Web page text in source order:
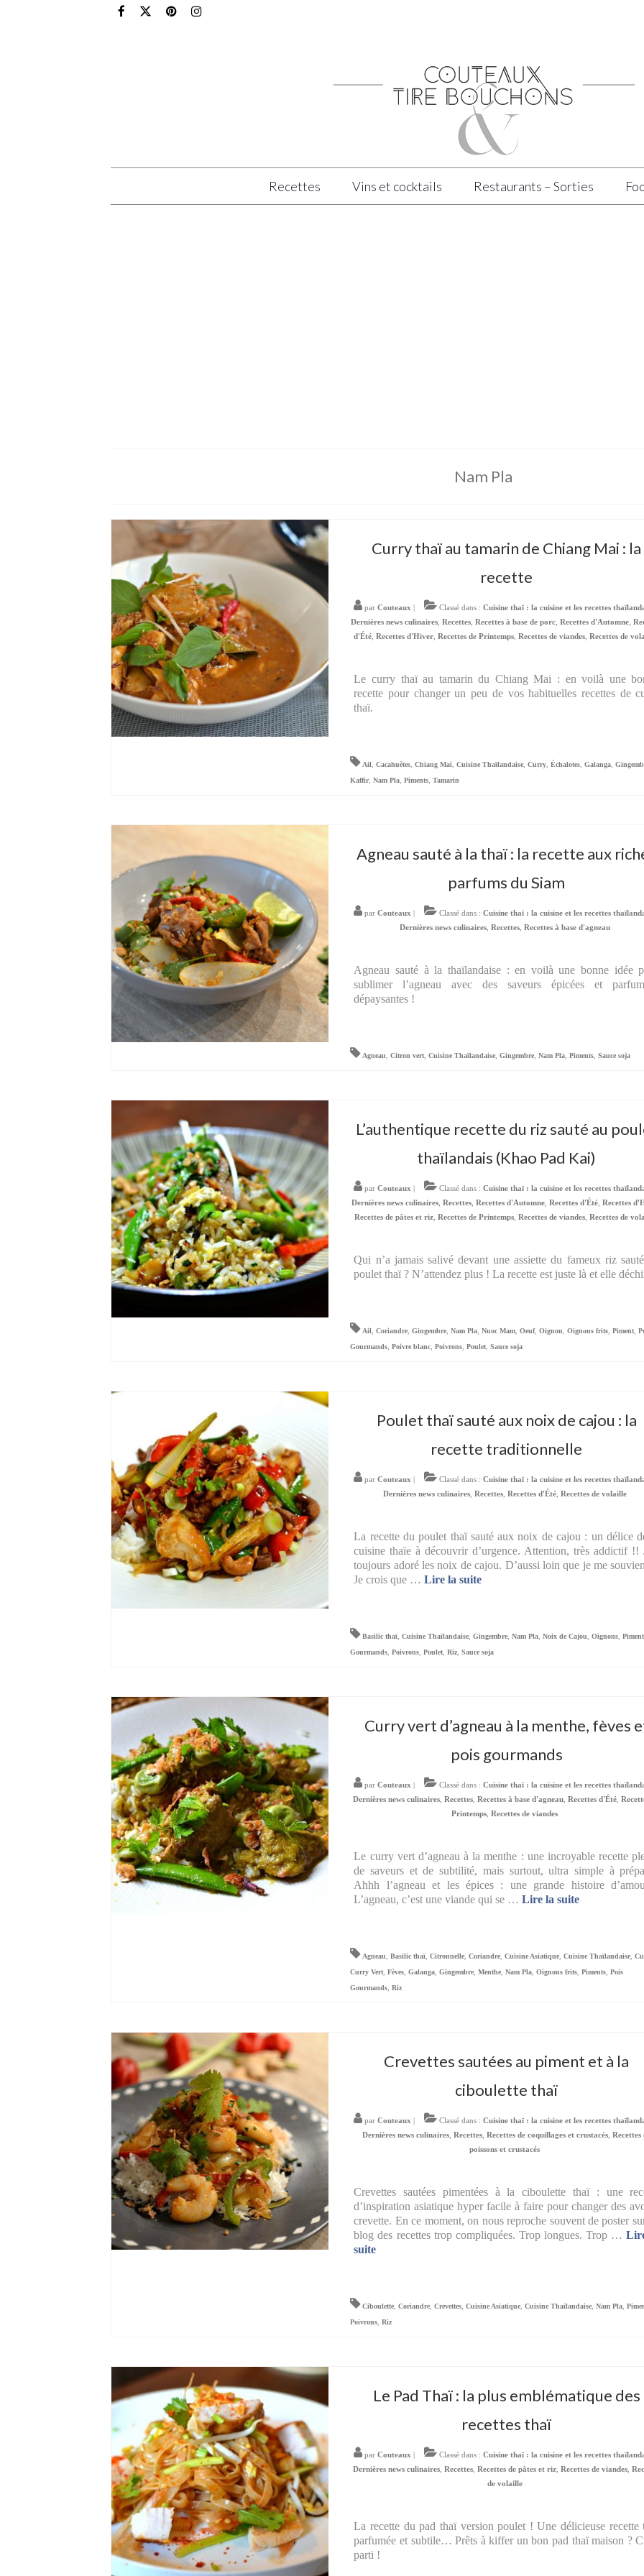
Recettes Vins et cocktails Restaurants – Sorties
Nam Pla
Curry thaï au tamarin de Chiang Mai : la
recette
par Couteaux | Classé dans : Cuisine thaï : la cuisine et les recettes
Dernières news culinaires ,Recettes ,Recettes à base de porc ,Recettes d'Automne ,
d'Été ,Recettes d'Hiver ,Recettes de Printemps ,Recettes de viandes ,Recettes de
Le curry thaï au tamarin du Chiang Mai : en voilà une
recette pour changer un peu de vos habituelles recettes de
thaï.
Ail ,Cacahuètes ,Chiang Mai ,Cuisine Thaïlandaise ,Curry ,Échalotes ,Galanga ,
Kaffir,Nam Pla ,Piments ,Tamarin
Agneau sauté à la thaï : la recette aux
parfums du Siam
par Couteaux | Classé dans : Cuisine thaï : la cuisine et les recettes
Dernières news culinaires, Recettes, Recettes à base d'agneau
Agneau sauté à la thaïlandaise : en voilà une bonne idée
sublimer l’agneau avec des saveurs épicées et
dépaysantes !
Agneau ,Citron vert ,Cuisine Thaïlandaise ,Gingembre ,Nam Pla ,Piments ,Sauce soja
L’authentique recette du riz sauté au
thaïlandais (Khao Pad Kai)
par Couteaux | Classé dans : Cuisine thaï : la cuisine et les recettes
Dernières news culinaires, Recettes, Recettes d'Automne, Recettes d'Été, Recettes
Recettes de pâtes et riz, Recettes de Printemps, Recettes de viandes, Recettes de
Qui n’a jamais salivé devant une assiette du fameux riz
poulet thaï ? N’attendez plus ! La recette est juste là et elle
Ail ,Coriandre ,Gingembre ,Nam Pla ,Nuoc Mam ,Oeuf,Oignon ,Oignons frits ,Piment ,
Gourmands ,Poivre blanc ,Poivrons ,Poulet ,Sauce soja
Poulet thaï sauté aux noix de cajou : la
recette traditionnelle
par Couteaux | Classé dans : Cuisine thaï : la cuisine et les recettes
Dernières news culinaires, Recettes, Recettes d'Été, Recettes de volaille
La recette du poulet thaï sauté aux noix de cajou : un délice
cuisine thaïe à découvrir d’urgence. Attention, très addictif !!
toujours adoré les noix de cajou. D’aussi loin que je me
Je crois que …Lire la suite­­
Basilic thaï ,Cuisine Thaïlandaise ,Gingembre ,Nam Pla ,Noix de Cajou ,Oignons ,Piment
Gourmands ,Poivrons ,Poulet ,Riz ,Sauce soja
Curry vert d’agneau à la menthe, fèves
pois gourmands
par Couteaux | Classé dans : Cuisine thaï : la cuisine et les recettes
Dernières news culinaires ,Recettes ,Recettes à base d'agneau ,Recettes d'Été ,
Printemps ,Recettes de viandes
Le curry vert d’agneau à la menthe : une incroyable recette
de saveurs et de subtilité, mais surtout, ultra simple à
Ahhh l’agneau et les épices : une grande histoire
L’agneau, c’est une viande qui se …Lire la suite­­
Agneau ,Basilic thaï ,Citronnelle ,Coriandre ,Cuisine Asiatique ,Cuisine Thaïlandaise ,
Curry Vert ,Fèves ,Galanga ,Gingembre ,Menthe ,Nam Pla ,Oignons frits ,Piments ,Pois
Gourmands ,Riz
Crevettes sautées au piment et à la
ciboulette thaï
par Couteaux | Classé dans : Cuisine thaï : la cuisine et les recettes
Dernières news culinaires, Recettes, Recettes de coquillages et crustacés, Recettes
poissons et crustacés
Crevettes sautées pimentées à la ciboulette thaï : une
d’inspiration asiatique hyper facile à faire pour changer des
crevette. En ce moment, on nous reproche souvent de poster
blog des recettes trop compliquées. Trop longues. Trop …
suite­­
Ciboulette ,Coriandre ,Crevettes ,Cuisine Asiatique ,Cuisine Thaïlandaise ,Nam Pla ,
Poivrons ,Riz
Le Pad Thaï : la plus emblématique des
recettes thaï
par Couteaux | Classé dans : Cuisine thaï : la cuisine et les recettes
Dernières news culinaires, Recettes, Recettes de pâtes et riz, Recettes de viandes,
de volaille
La recette du pad thaï version poulet ! Une délicieuse recette
parfumée et subtile… Prêts à kiffer un bon pad thaï maison ?
parti !